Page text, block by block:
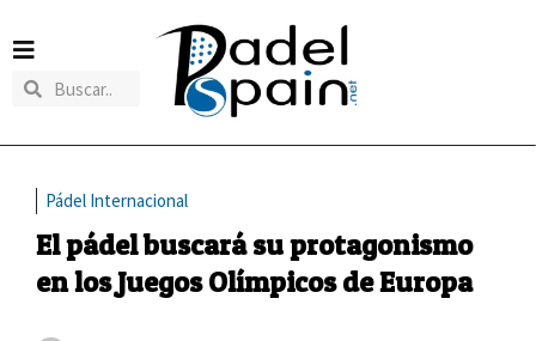
Pádel Internacional
El pádel buscará su protagonismo
en los Juegos Olímpicos de Europa